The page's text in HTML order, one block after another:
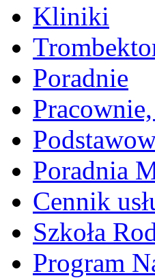
Kliniki
Poradnie
Poradnia
Cennik
Szkoła
Program